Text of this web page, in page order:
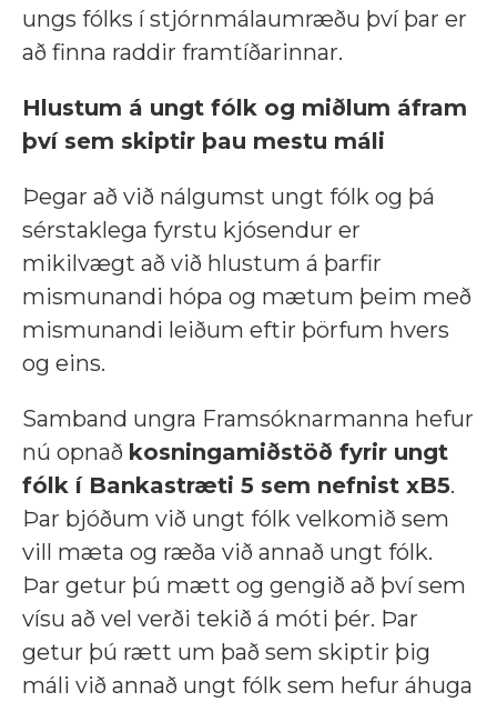
ungs fólks í stjórnmálaumræðu því þar er
að finna raddir framtíðarinnar.
Hlustum á ungt fólk og miðlum áfram
því sem skiptir þau mestu máli
Þegar að við nálgumst ungt fólk og þá
sérstaklega fyrstu kjósendur er
mikilvægt að við hlustum á þarfir
mismunandi hópa og mætum þeim með
mismunandi leiðum eftir þörfum hvers
og eins.
Samband ungra Framsóknarmanna hefur
nú opnað kosningamiðstöð fyrir ungt
fólk í Bankastræti 5 sem nefnist xB5.
Þar bjóðum við ungt fólk velkomið sem
vill mæta og ræða við annað ungt fólk.
Þar getur þú mætt og gengið að því sem
vísu að vel verði tekið á móti þér. Þar
getur þú rætt um það sem skiptir þig
máli við annað ungt fólk sem hefur áhuga